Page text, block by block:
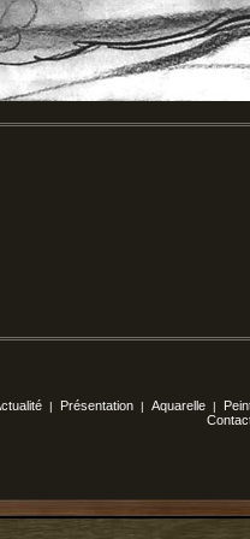
| Présentation | Aquarelle |